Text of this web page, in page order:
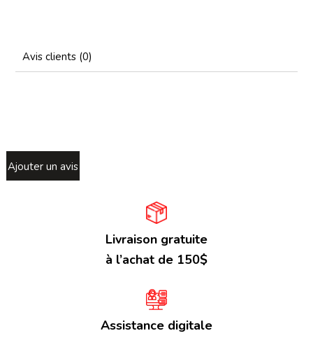
Avis clients (0)
Ajouter un avis
Livraison gratuite
à l’achat de 150$
Assistance digitale